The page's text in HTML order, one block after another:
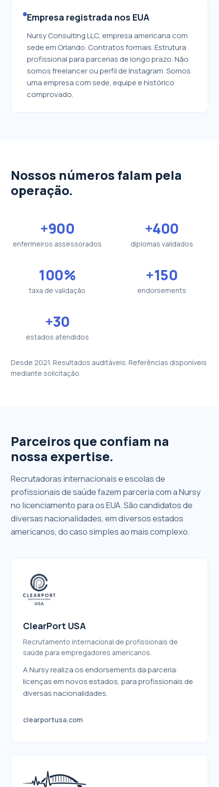
Empresa registrada nos EUA
Nursy Consulting LLC, empresa americana com
sede em Orlando. Contratos formais. Estrutura
profissional para parcerias de longo prazo. Não
somos freelancer ou perfil de Instagram. Somos
uma empresa com sede, equipe e histórico
comprovado.
Nossos números falam pela
operação.
+900
enfermeiros assessorados
+400
diplomas validados
100%
taxa de validação
+150
endorsements
+30
estados atendidos
Desde 2021. Resultados auditáveis. Referências disponíveis
mediante solicitação.
Parceiros que confiam na
nossa expertise.
Recrutadoras internacionais e escolas de
profissionais de saúde fazem parceria com a Nursy
no licenciamento para os EUA. São candidatos de
diversas nacionalidades, em diversos estados
americanos, do caso simples ao mais complexo.
ClearPort USA
Recrutamento internacional de profissionais de
saúde para empregadores americanos.
A Nursy realiza os endorsements da parceria:
licenças em novos estados, para profissionais de
diversas nacionalidades.
clearportusa.com